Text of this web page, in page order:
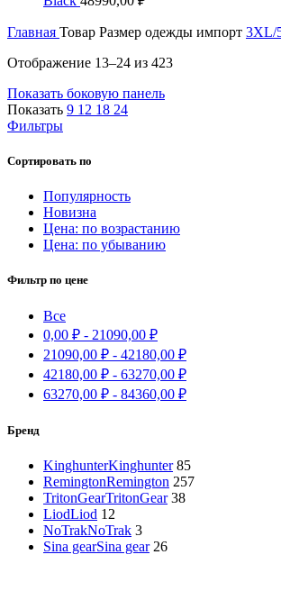
Главная Товар Размер одежды импорт 3XL/
Отображение 13–24 из 423Цены:
Показать боковую панель
Показать 9 12 18 24
Фильтры
Сортировать по
Популярность
Новизна
Цена: по возрастанию
Цена: по убыванию
Фильтр по цене
Все
0,00 ₽ - 21090,00 ₽
21090,00 ₽ - 42180,00 ₽
42180,00 ₽ - 63270,00 ₽
63270,00 ₽ - 84360,00 ₽
Бренд
KinghunterKinghunter 85
RemingtonRemington 257
TritonGearTritonGear 38
LiodLiod 12
NoTrakNoTrak 3
Sina gearSina gear 26